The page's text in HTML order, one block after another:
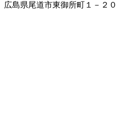
広島県尾道市東御所町１－２０